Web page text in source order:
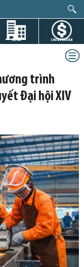
DỰ ÁN CHỨNG KHOÁN
trình
Đại hội XIV